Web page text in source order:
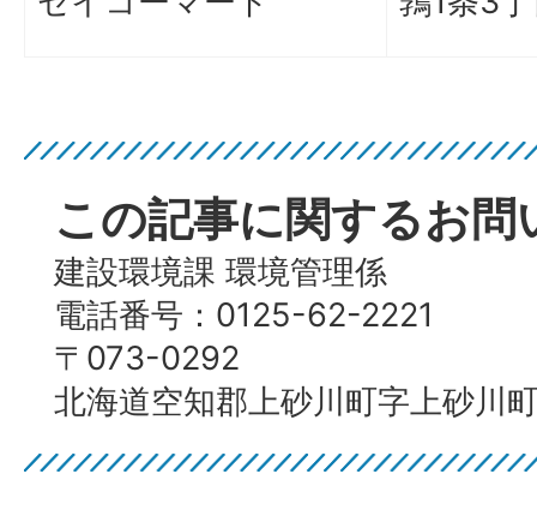
この記事に関するお問
建設環境課 環境管理係
電話番号：0125-62-2221
〒073-0292
北海道空知郡上砂川町字上砂川